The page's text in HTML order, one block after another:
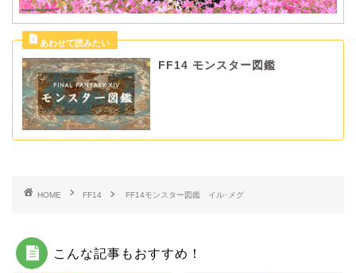
FF14 モンスター図鑑
HOME FF14 FF14モンスター図鑑 イル･メグ
こんな記事もおすすめ！